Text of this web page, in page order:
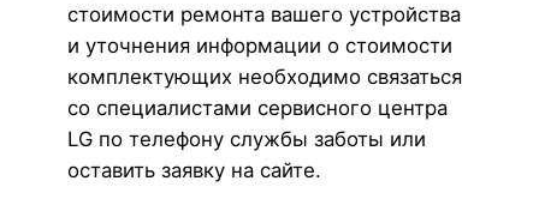
стоимости ремонта вашего устройства
и уточнения информации о стоимости
комплектующих необходимо связаться
со специалистами сервисного центра
LG по телефону службы заботы или
оставить заявку на сайте.